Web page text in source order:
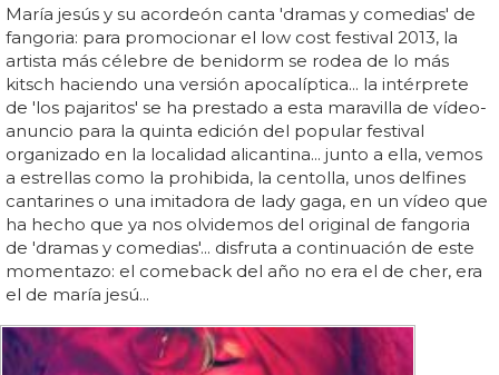
María jesús y su acordeón canta 'dramas y comedias' de
fangoria: para promocionar el low cost festival 2013, la
artista más célebre de benidorm se rodea de lo más
kitsch haciendo una versión apocalíptica... la intérprete
de 'los pajaritos' se ha prestado a esta maravilla de vídeo-
anuncio para la quinta edición del popular festival
organizado en la localidad alicantina... junto a ella, vemos
a estrellas como la prohibida, la centolla, unos delfines
cantarines o una imitadora de lady gaga, en un vídeo que
ha hecho que ya nos olvidemos del original de fangoria
de 'dramas y comedias'... disfruta a continuación de este
momentazo: el comeback del año no era el de cher, era
el de maría jesú...